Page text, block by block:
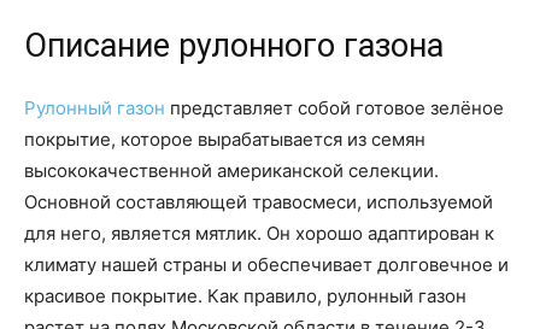
Описание рулонного газона
Рулонный газон представляет собой готовое зелёное
покрытие, которое вырабатывается из семян
высококачественной американской селекции.
Основной составляющей травосмеси, используемой
для него, является мятлик. Он хорошо адаптирован к
климату нашей страны и обеспечивает долговечное и
красивое покрытие. Как правило, рулонный газон